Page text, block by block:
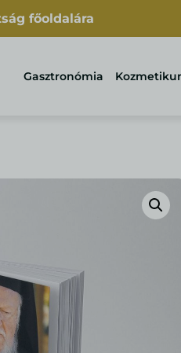
főoldalára
Gasztronómia